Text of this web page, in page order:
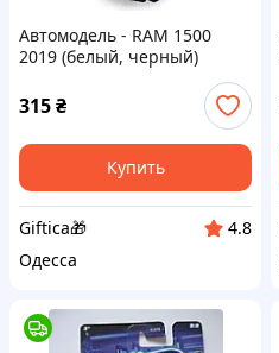
Автомодель - RAM 1500
2019 (белый, черный)
315₴
Купить
Giftica🎁
4.8
Одесса